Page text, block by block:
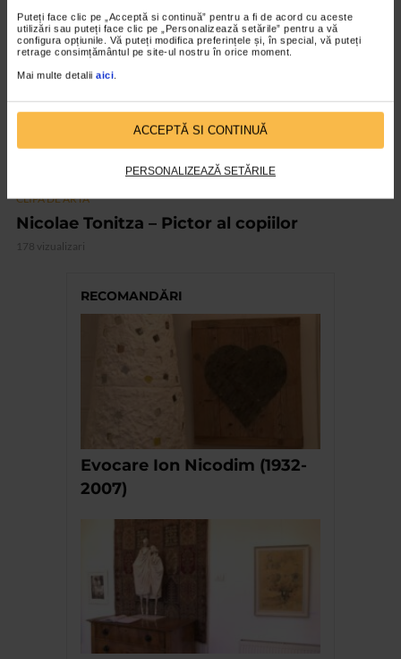
Puteți face clic pe „Acceptă si continuă” pentru a fi de acord cu aceste
utilizări sau puteți face clic pe „Personalizează setările” pentru a vă
configura opțiunile. Vă puteți modifica preferințele și, în special, vă puteți
retrage consimțământul pe site-ul nostru în orice moment.
Mai multe detalii aici.
ACCEPTĂ SI CONTINUĂ
PERSONALIZEAZĂ SETĂRILE
CLIPA DE ARTA
Nicolae Tonitza – Pictor al copiilor
178 vizualizari
RECOMANDĂRI
Evocare Ion Nicodim (1932-
2007)